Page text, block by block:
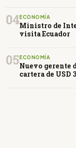
04ECONOMÍA
Ministro de
visita Ecuador
05 ECONOMÍA
Nuevo gerente
cartera de USD